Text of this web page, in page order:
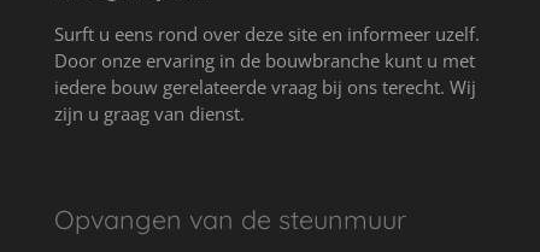
Surft u eens rond over deze site en informeer uzelf.
Door onze ervaring in de bouwbranche kunt u met
iedere bouw gerelateerde vraag bij ons terecht. Wij
zijn u graag van dienst.
Opvangen van de steunmuur